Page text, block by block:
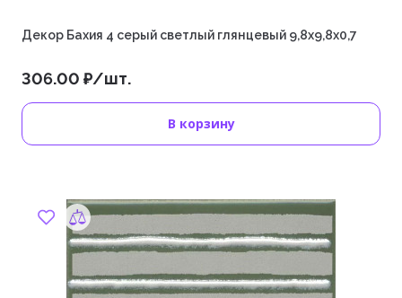
Декор Бахия 4 серый светлый глянцевый 9,8x9,8x0,7
306.00 ₽/шт.
В корзину